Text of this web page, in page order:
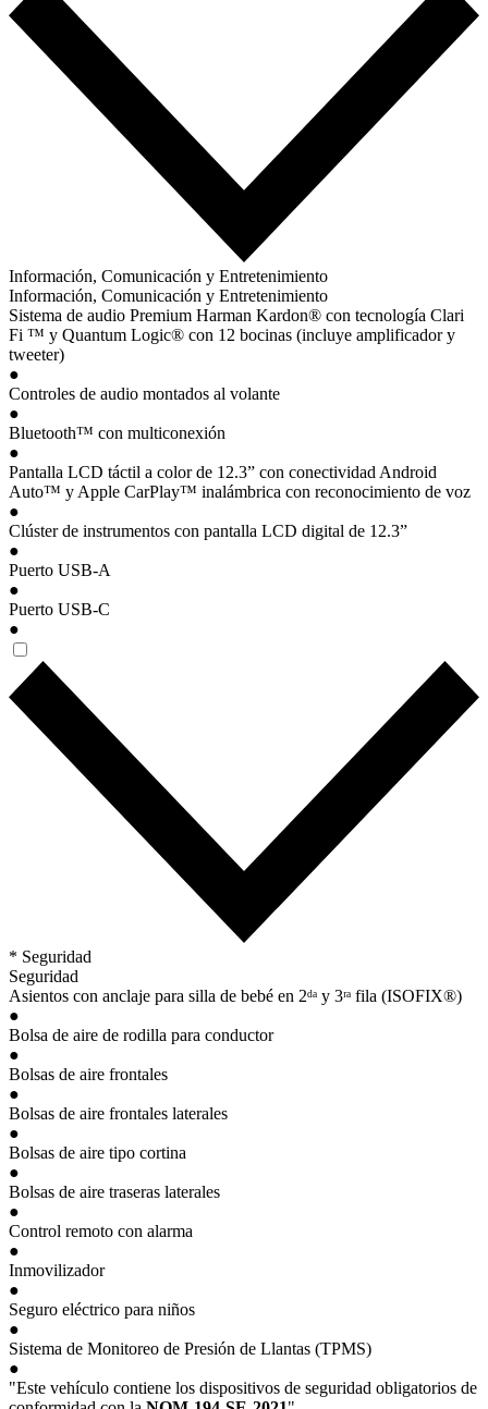
Información, Comunicación y Entretenimiento
Información, Comunicación y Entretenimiento
Sistema de audio Premium Harman Kardon® con tecnología Clari
Fi ™ y Quantum Logic® con 12 bocinas (incluye amplificador y
tweeter)
●
Controles de audio montados al volante
●
Bluetooth™ con multiconexión
●
Pantalla LCD táctil a color de 12.3” con conectividad Android
Auto™ y Apple CarPlay™ inalámbrica con reconocimiento de voz
●
Clúster de instrumentos con pantalla LCD digital de 12.3”
●
Puerto USB-A
●
Puerto USB-C
●
* Seguridad
Seguridad
Asientos con anclaje para silla de bebé en 2ᵈᵃ y 3ʳᵃ fila (ISOFIX®)
●
Bolsa de aire de rodilla para conductor
●
Bolsas de aire frontales
●
Bolsas de aire frontales laterales
●
Bolsas de aire tipo cortina
●
Bolsas de aire traseras laterales
●
Control remoto con alarma
●
Inmovilizador
●
Seguro eléctrico para niños
●
Sistema de Monitoreo de Presión de Llantas (TPMS)
●
"Este vehículo contiene los dispositivos de seguridad obligatorios de